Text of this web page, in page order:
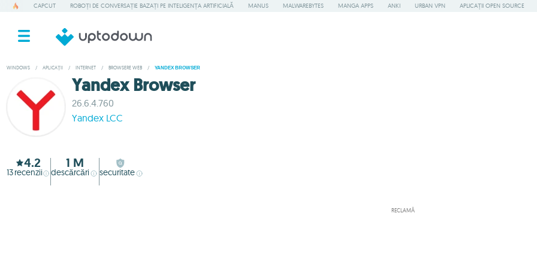
CAPCUT ROBOȚI DE CONVERSAȚIE BAZAȚI PE INTELIGENȚA ARTIFICIALĂ MANUS MALWAREBYTES MANGA APPS ANKI URBAN VPN APLICAȚII OPEN SOURCE
WINDOWS / APLICAȚII / INTERNET / BROWSERE WEB / YANDEX BROWSER
Yandex Browser
26.6.4.760
Yandex LCC
4.2
13recenzii
1 M
descărcări securitate
RECLAMĂ